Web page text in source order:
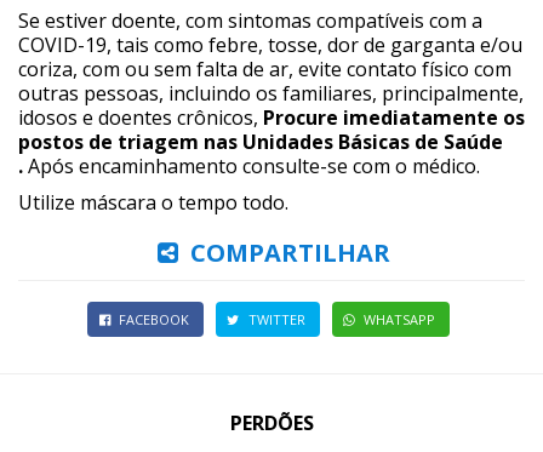
Se estiver doente, com sintomas compatíveis com a
COVID-19, tais como febre, tosse, dor de garganta e/ou
coriza, com ou sem falta de ar, evite contato físico com
outras pessoas, incluindo os familiares, principalmente,
idosos e doentes crônicos, Procure imediatamente os
postos de triagem nas Unidades Básicas de Saúde
.Após encaminhamento consulte-se com o médico.
Utilize máscara o tempo todo.
COMPARTILHAR
FACEBOOK TWITTER WHATSAPP
PERDÕES